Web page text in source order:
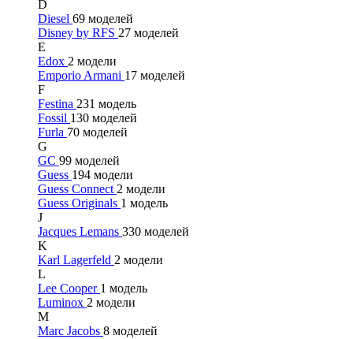
D
Diesel 69 моделей
Disney by RFS 27 моделей
E
Edox 2 модели
Emporio Armani 17 моделей
F
Festina 231 модель
Fossil 130 моделей
Furla 70 моделей
G
GC 99 моделей
Guess 194 модели
Guess Connect 2 модели
Guess Originals 1 модель
J
Jacques Lemans 330 моделей
K
Karl Lagerfeld 2 модели
L
Lee Cooper 1 модель
Luminox 2 модели
M
Marc Jacobs 8 моделей